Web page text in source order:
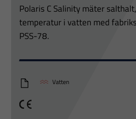
Polaris C Salinity mäter
temperatur i vatten med
PSS-78.
Oxyguard-Polaris-C-Salinity-
Vatten
CE